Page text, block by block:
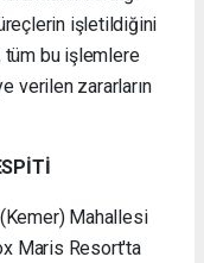
işletildiğini
tüm bu işlemlere
verilen zararların
Mahallesi
Maris Resort'ta